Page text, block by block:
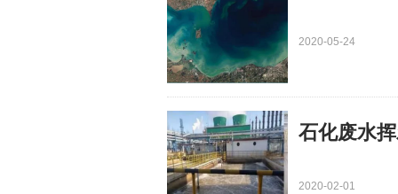
2020-05-24
石化废水
2020-02-01